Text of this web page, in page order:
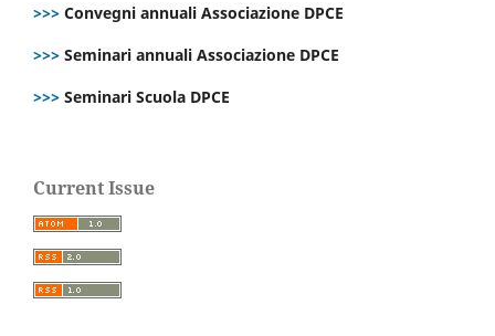
>>> Convegni annuali Associazione DPCE
>>> Seminari annuali Associazione DPCE
>>> Seminari Scuola DPCE
Current Issue